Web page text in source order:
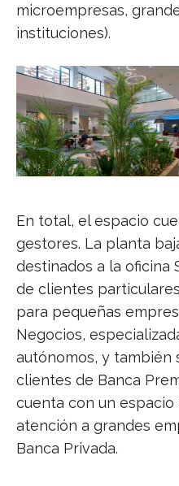
microempresas,
instituciones).
En total, el espacio
gestores. La planta
destinados a la oficina
de clientes
para pequeñas
Negocios,
autónomos, y también
clientes de Banca
cuenta con un
atención a grandes
Banca Privada.